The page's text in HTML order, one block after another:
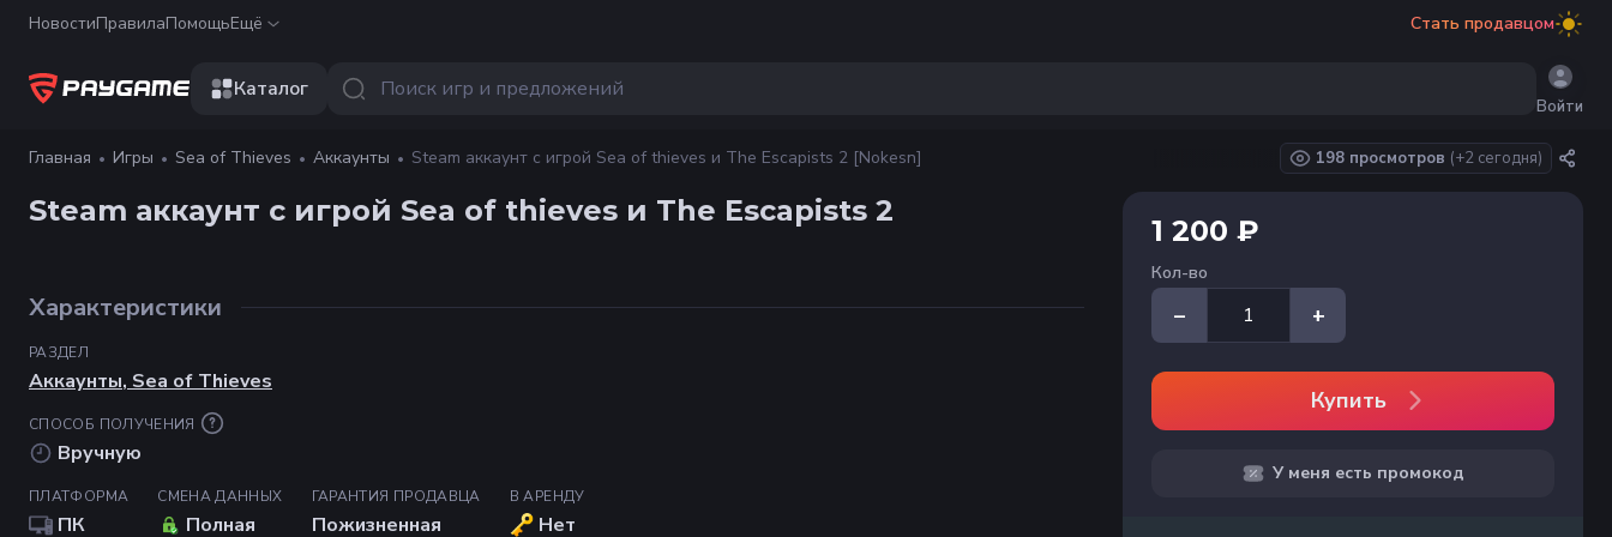
НовостиПравилаПомощьЕщё Стать продавцом
Каталог
Войти
Главная Игры Sea of Thieves Аккаунты Steam аккаунт с игрой Sea of thieves и The Escapists 2 [Nokesn] 198 просмотров (+2сегодня)
Steam аккаунт с игрой Sea of thieves и The Escapists 2
Характеристики
РАЗДЕЛ
Аккаунты, Sea of Thieves
СПОСОБ ПОЛУЧЕНИЯ
Вручную
ПЛАТФОРМА
ПК
СМЕНА ДАННЫХ
Полная
ГАРАНТИЯ ПРОДАВЦА
Пожизненная
В АРЕНДУ
Нет
1 200 ₽
Кол-во
– +
Купить
У меня есть промокод